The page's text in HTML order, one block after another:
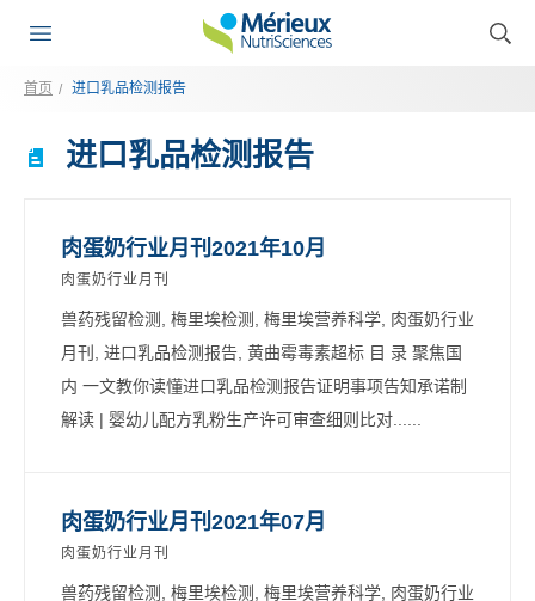
首页 进口乳品检测报告
进口乳品检测报告
肉蛋奶行业月刊2021年10月
肉蛋奶行业月刊
兽药残留检测, 梅里埃检测, 梅里埃营养科学, 肉蛋奶行业
月刊, 进口乳品检测报告, 黄曲霉毒素超标 目 录 聚焦国
内 一文教你读懂进口乳品检测报告证明事项告知承诺制
解读 | 婴幼儿配方乳粉生产许可审查细则比对......
肉蛋奶行业月刊2021年07月
肉蛋奶行业月刊
兽药残留检测, 梅里埃检测, 梅里埃营养科学, 肉蛋奶行业